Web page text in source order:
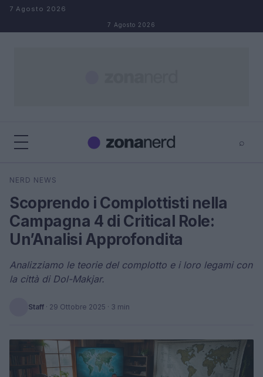
Salta al contenuto
7 Agosto 2026
7 Agosto 2026
⌕
Cerca
NERD NEWS
Scoprendo i Complottisti nella
Campagna 4 di Critical Role:
Un’Analisi Approfondita
Analizziamo le teorie del complotto e i loro legami con
la città di Dol-Makjar.
Staff · 29 Ottobre 2025 · 3 min